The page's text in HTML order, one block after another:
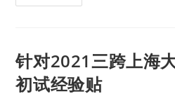
针对2021三跨上海
初试经验贴